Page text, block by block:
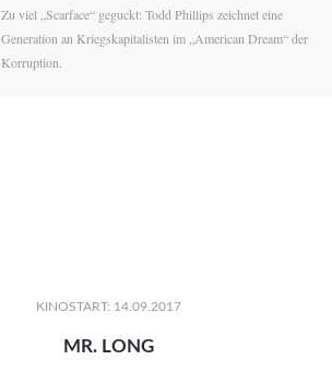
Zu viel „Scarface“ geguckt: Todd Phillips zeichnet eine
Generation an Kriegskapitalisten im „American Dream“ der
Korruption.
KINOSTART: 14.09.2017
MR. LONG